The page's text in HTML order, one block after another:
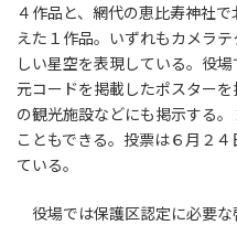
４作品と、網代の恵比寿神社
えた１作品。いずれもカメラ
しい星空を表現している。役
元コードを掲載したポスター
の観光施設などにも掲示する
こともできる。投票は６月２
ている。
役場では保護区認定に必要